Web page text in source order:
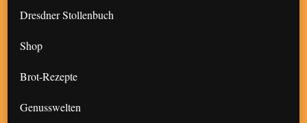
Dresdner Stollenbuch
Shop
Brot-Rezepte
Genusswelten